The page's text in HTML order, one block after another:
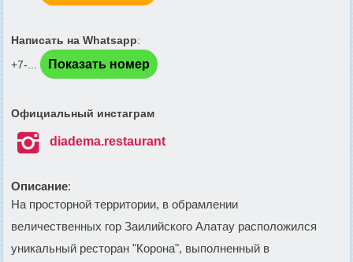
Написать на Whatsapp:
+7-...
Показать номер
Официальный инстаграм
 diadema.restaurant
Описание:
На просторной территории, в обрамлении
величественных гор Заилийского Алатау расположился
уникальный ресторан "Корона", выполненный в